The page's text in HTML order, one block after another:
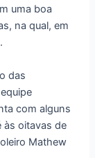
uma boa
na qual, em
das
com alguns
às oitavas de
Mathew